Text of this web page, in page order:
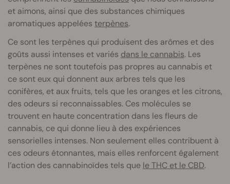
et aimons, ainsi que des substances chimiques
aromatiques appelées terpènes.
Ce sont les terpènes qui produisent des arômes et des
goûts aussi intenses et variés dans le cannabis. Les
terpènes ne sont toutefois pas propres au cannabis et
ce sont eux qui donnent aux arbres tels que les
conifères, et aux fruits, tels que les oranges et les citrons,
des odeurs si reconnaissables. Ces molécules se
trouvent en haute concentration dans les fleurs de
cannabis, ce qui donne lieu à des expériences
sensorielles intenses. Non seulement elles contribuent à
ces odeurs étonnantes, mais elles renforcent également
l’action des cannabinoïdes tels que le THC et le CBD.